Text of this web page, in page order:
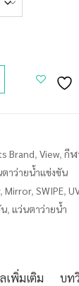
Brand, View, กีฬ
าว่ายน้ำแข่งขัน
, Mirror, SWIPE,
, แว่นตาว่ายน้ำ
เพิ่มเติม บท